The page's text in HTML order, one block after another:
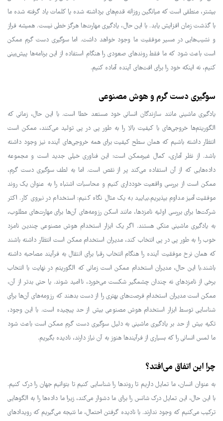
بیشتر، منطقی است که میانگین روزانه قدم‌های برداشته شده یا کلمات یاد گرفته شده ما
با گذشت زمان افزایش یابد. با این حال، یادگیری مهارت‌ها هرگز خطی نیست. همیشه فراز
و نشیب‌هایی در مسیر موفقیت ما وجود خواهد داشت. اما سوگیری دست گرم ممکن
است باعث شود که ما فقط روندهای صعودی را هنگام استفاده از این برنامه‌ها پیش‌بینی
کنیم، نه اینکه خود را برای افت‌های آینده آماده کنیم.
سوگیری دست گرم و هوش مصنوعی
یادگیری ماشینی مانند سازندگان انسانی خود مستعد خطا است. با این حال، زمانی که
الگوریتم‌ها خروجی‌های با کیفیت بالا را به طور پی در پی تولید می‌کنند، ممکن است
انتظار داشته باشیم که همان سطح کیفیت برای همه خروجی‌های آینده نیز وجود داشته
باشد. از نظر آماری، کمال غیرممکن است: این فناوری خیلی جدید است و مجموعه
داده‌هایی که از آن استفاده می‌کند پر از نقص است. اما به لطف سوگیری دست گرم،
ممکن است از بررسی واقعیت خودداری کنیم و محاسبات اشتباه را به عنوان یک روند
موفقیت‌آمیز مداوم بپذیریم.بیایید به یک مثال نگاه کنیم: استخدام در نیروی کار. اکثر
شرکت‌ها برای بررسی اولیه نامزدها، مانند اسکن رزومه‌های آن‌ها برای مهارت‌های مطلوب،
به یادگیری ماشینی متکی هستند. اگر یک ابزار استخدام هوش مصنوعی چندین نامزد
خوب را به طور پی در پی انتخاب کند، مدیران استخدام ممکن است انتظار داشته باشند
که همان نرخ موفقیت آینده را هنگام انتخاب رقبا برای انتقال به فرآیند مصاحبه داشته
باشند.با این حال، مدیران استخدام ممکن است زمانی که الگوریتم در نهایت با انتخاب
برخی از نامزدهای نه چندان چشمگیر شکست می‌خورد، ناامید شوند. یا حتی بدتر از آن،
ممکن است مدیران استخدام فرصت‌های بهتری را از دست بدهند که رزومه‌های آن‌ها برای
شناسایی توسط ابزار استخدام هوش مصنوعی بیش از حد پیچیده است. با این وجود،
تکیه بیش از حد بر یادگیری ماشینی به دلیل سوگیری دست گرم ممکن است باعث شود
ما لمس انسانی را که بسیاری از فرآیندها هنوز به آن نیاز دارند، نادیده بگیریم.
چرا این اتفاق می‌افتد؟
به عنوان انسان، ما تمایل داریم تا روندها را شناسایی کنیم تا بتوانیم جهان را درک کنیم.
با این حال، این تمایل درک شانس را برای ما دشوار می‌کند، زیرا ما داده‌ها را به الگوهایی
ترکیب می‌کنیم که وجود ندارند. با نادیده گرفتن احتمال، ما نتیجه می‌گیریم که رویدادهای